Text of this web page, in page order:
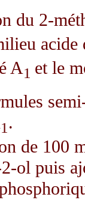
du 2-
acide
A1 et le
1 .
de 100
ol puis